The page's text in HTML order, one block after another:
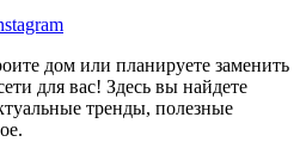
дом или планируете заменить
для вас! Здесь вы найдете
тренды, полезные